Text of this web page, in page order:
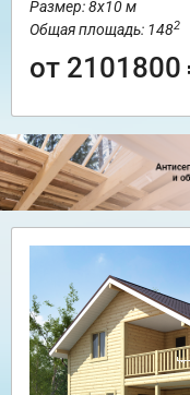
Размер: 8х10 м
Общая площадь: 1482
от 2101800